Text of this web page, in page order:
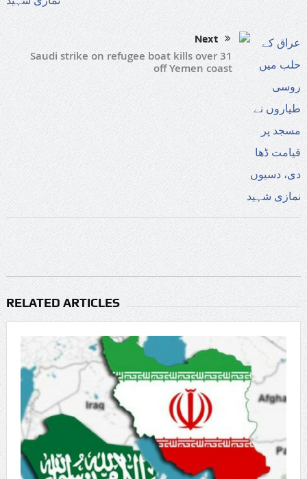
Next
Saudi strike on refugee boat kills over 31
off Yemen coast
RELATED ARTICLES